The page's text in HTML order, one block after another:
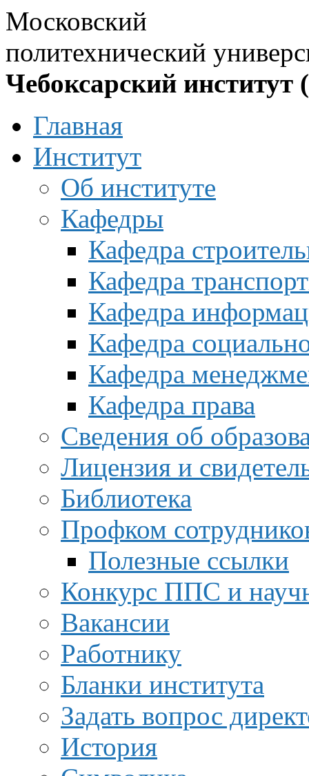
Московский
политехнический
Чебоксарский институт
Главная
Институт
Об институте
Кафедры
Кафедра
Кафедра
Кафедра
Кафедра
Кафедра
Кафедра права
Сведения об
Лицензия и
Библиотека
Профком
Полезные ссылки
Конкурс ППС и
Вакансии
Работнику
Бланки института
Задать вопрос
История